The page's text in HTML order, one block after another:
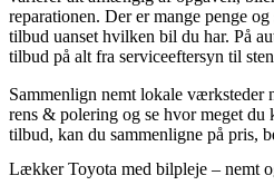
reparationen. Der er mange penge
tilbud uanset hvilken bil du har. På
tilbud på alt fra serviceeftersyn til
Sammenlign nemt lokale værksteder
rens & polering og se hvor meget du
tilbud, kan du sammenligne på pris,
Lækker Toyota med bilpleje – nemt